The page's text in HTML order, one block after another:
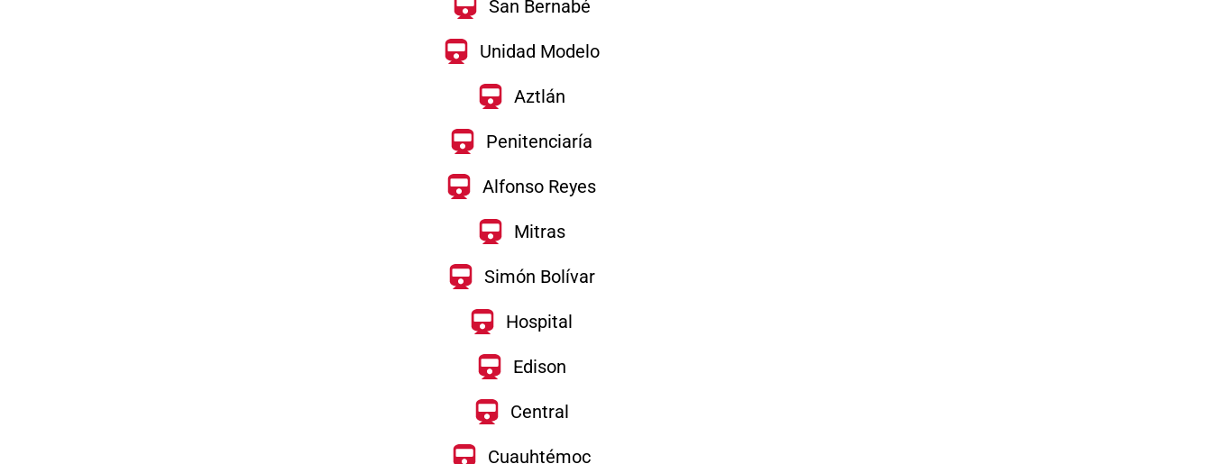
San Bernabé
Unidad Modelo
Aztlán
Penitenciaría
Alfonso Reyes
Mitras
Simón Bolívar
Hospital
Edison
Central
Cuauhtémoc